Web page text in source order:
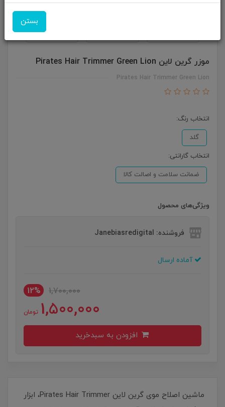
موزر گرین لاین Pirates Hair Trimmer Green Lion
Pirates Hair Trimmer Green Lion
انتخاب رنگ:
گلد
انتخاب گارانتی:
ضمانت سلامت و اصالت کالا
ویژگی‌های محصول
فروشنده: Janebiasredigital
آماده ارسال
1,700,000
12%
1,500,000 تومان
ماشین اصلاح موی گرین لاین Pirates Hair Trimmer، ابزار
بستن